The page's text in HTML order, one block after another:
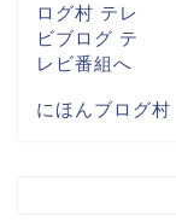
にほんブログ村